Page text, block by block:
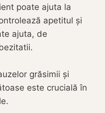
poate ajuta la
apetitul și
ajuta, de
grăsimii și
este crucială în